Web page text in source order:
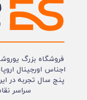
فروشگاه بزرگ
اجناس اورجینال
پنج سال تجربه در
سراسر